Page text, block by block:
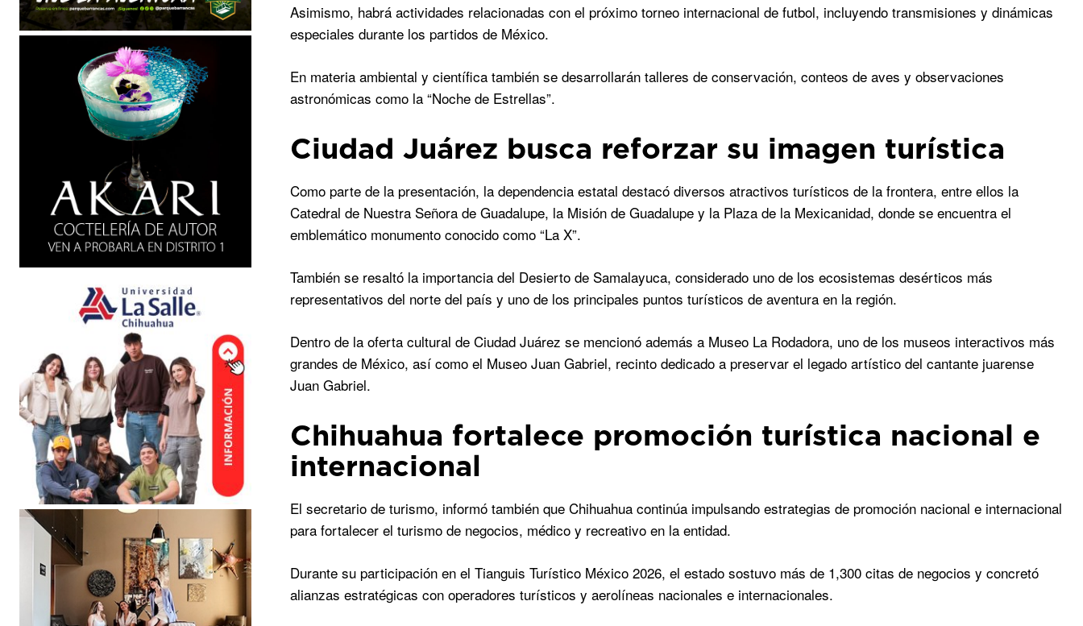
Asimismo, habrá actividades relacionadas con el próximo torneo internacional de futbol, incluyendo transmisiones y dinámicas
especiales durante los partidos de México.
En materia ambiental y científica también se desarrollarán talleres de conservación, conteos de aves y observaciones
astronómicas como la “Noche de Estrellas”.
Ciudad Juárez busca reforzar su imagen turística
Como parte de la presentación, la dependencia estatal destacó diversos atractivos turísticos de la frontera, entre ellos la
Catedral de Nuestra Señora de Guadalupe, la Misión de Guadalupe y la Plaza de la Mexicanidad, donde se encuentra el
emblemático monumento conocido como “La X”.
También se resaltó la importancia del Desierto de Samalayuca, considerado uno de los ecosistemas desérticos más
representativos del norte del país y uno de los principales puntos turísticos de aventura en la región.
Dentro de la oferta cultural de Ciudad Juárez se mencionó además a Museo La Rodadora, uno de los museos interactivos más
grandes de México, así como el Museo Juan Gabriel, recinto dedicado a preservar el legado artístico del cantante juarense
Juan Gabriel.
Chihuahua fortalece promoción turística nacional e
internacional
El secretario de turismo, informó también que Chihuahua continúa impulsando estrategias de promoción nacional e internacional
para fortalecer el turismo de negocios, médico y recreativo en la entidad.
Durante su participación en el Tianguis Turístico México 2026, el estado sostuvo más de 1,300 citas de negocios y concretó
alianzas estratégicas con operadores turísticos y aerolíneas nacionales e internacionales.